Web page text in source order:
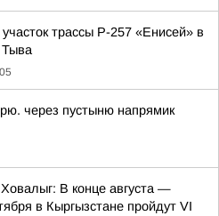
трассы Р-257 «Енисей» в
Тыва
через пустыню напрямик
В конце августа —
в Кыргызстане пройдут VI